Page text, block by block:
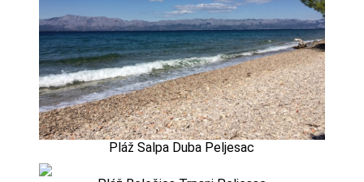
Pláž Salpa Duba Peljesac